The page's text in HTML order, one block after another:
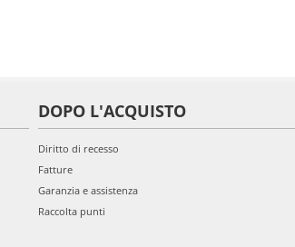
DOPO L'ACQUISTO
Diritto di recesso
Fatture
Garanzia e assistenza
Raccolta punti